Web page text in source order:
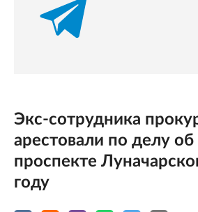
Экс-сотрудника
арестовали по делу об
проспекте
году